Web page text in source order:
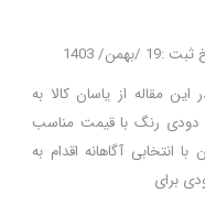
/بهمن/ 1403
مقاله از یاسان کالا به
رنگ با قیمت مناسب
انتخابی آگاهانه اقدام به
برای